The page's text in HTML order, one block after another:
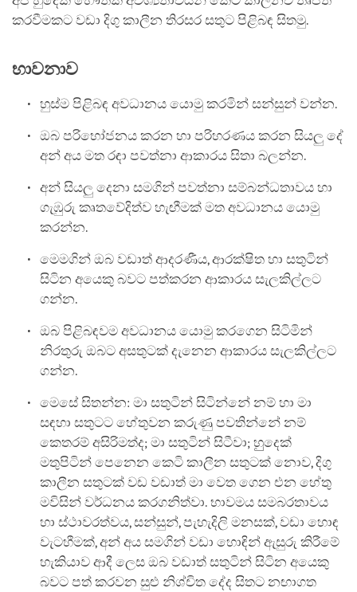
කරවීමකට වඩා දිගු කාලීන තිරසර සතුට පිළිබඳ සිතමු.
භාවනාව
හුස්ම පිළිබඳ අවධානය යොමු කරමින් සන්සුන් වන්න.
ඔබ පරිභෝජනය කරන හා පරිහරණය කරන සියලු දේ
අන් අය මත රඳා පවත්නා ආකාරය සිතා බලන්න.
අන් සියලු දෙනා සමගින් පවත්නා සම්බන්ධතාවය හා
ගැඹුරු කෘතවේදිත්ව හැඟීමක් මත අවධානය යොමු
කරන්න.
මෙමගින් ඔබ වඩාත් ආදරණීය, ආරක්ෂිත හා සතුටින්
සිටින අයෙකු බවට පත්කරන ආකාරය සැලකිල්ලට
ගන්න.
ඔබ පිළිබඳවම අවධානය යොමු කරගෙන සිටිමින්
නිරතුරු ඔබට අසතුටක් දැනෙන ආකාරය සැලකිල්ලට
ගන්න.
මෙසේ සිතන්න: මා සතුටින් සිටින්නේ නම් හා මා
සඳහා සතු‍ටට හේතුවන කරුණු පවතින්නේ නම්
කෙතරම් අසිරිමත්ද; මා සතුටින් සිටීවා; හුුදෙක්
මතුපිටින් පෙනෙන කෙටි කාලීන සතුටක් නොව, දිගු
කාලීන සතුටක් වඩ වඩාත් මා වෙත ගෙන එන හේතු
මවිසින් වර්ධනය කරගනිත්වා. භාවමය සමබරතාවය
හා ස්ථාවරත්වය, සන්සුන්, පැහැදිලි මනසක්, වඩා හොඳ
වැටහීමක්, අන් අය සමගින් වඩා හොඳින් ඇසුරු කිරීමේ
හැකියාව ආදී ලෙස ඔබ වඩාත් සතුටින් සිටින අයෙකු
බවට පත් කරවන සුළු නිශ්චිත දේද සිතට නඟාගත